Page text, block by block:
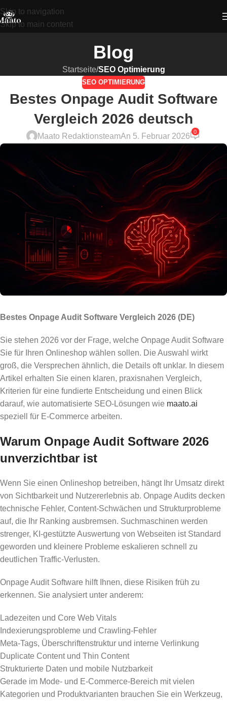
Skip to navigation
Skip to main content
Blog
Startseite/SEO Optimierung
SEO OPTIMIERUNG
Bestes Onpage Audit Software
Vergleich 2026 deutsch
Maato RedaktionsteamAn 5. Februar 2026
0
Bestes Onpage Audit Software Vergleich 2026 (DE)
Sie stehen 2026 vor der Frage, welche Onpage Audit Software
Sie für Ihren Onlineshop wählen sollen. Die Auswahl wirkt
groß, die Versprechen ähnlich, die Details oft unklar. In diesem
Artikel erhalten Sie einen klaren, praxisnahen Vergleich,
Kriterien für eine fundierte Entscheidung und einen Blick
darauf, wie automatisierte SEO-Lösungen wie maato.ai
speziell für E-Commerce arbeiten.
Warum Onpage Audit Software 2026
unverzichtbar ist
Wenn Sie einen Onlineshop betreiben, hängt Ihr Umsatz direkt
von Sichtbarkeit und Nutzererlebnis ab. Onpage Audits decken
technische Fehler, Content-Schwächen und Strukturprobleme
auf, die Ihr Ranking ausbremsen. Suchmaschinen werden
strenger, KI-gestützte Auswertung von Webseiten ist Standard
geworden und kleinere Probleme eskalieren schnell zu
deutlichen Traffic-Verlusten.
Onpage Audit Software hilft Ihnen, diese Risiken früh zu
erkennen. Sie analysiert unter anderem:
Ladezeiten und Core Web Vitals
Indexierungsprobleme und Crawling-Fehler
Meta-Tags, Überschriftenstruktur und interne Verlinkung
Duplicate Content und Thin Content
Strukturierte Daten und mobile Nutzbarkeit
Gerade im Mode- und E-Commerce-Bereich mit vielen
Kategorien und Produktvarianten brauchen Sie ein Werkzeug,